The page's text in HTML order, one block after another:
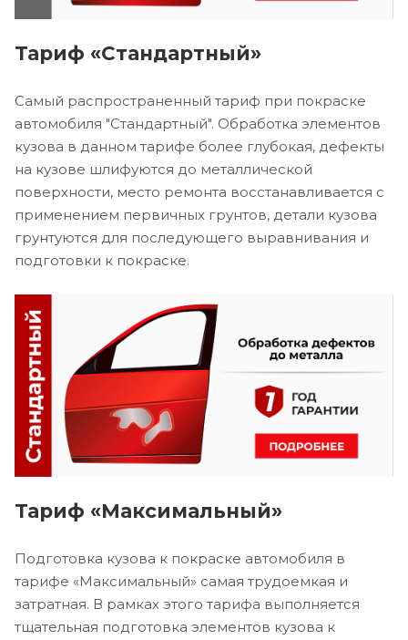
Тариф «Стандартный»
Самый распространенный тариф при покраске
автомобиля "Стандартный". Обработка элементов
кузова в данном тарифе более глубокая, дефекты
на кузове шлифуются до металлической
поверхности, место ремонта восстанавливается с
применением первичных грунтов, детали кузова
грунтуются для последующего выравнивания и
подготовки к покраске.
Тариф «Максимальный»
Подготовка кузова к покраске автомобиля в
тарифе «Максимальный» самая трудоемкая и
затратная. В рамках этого тарифа выполняется
тщательная подготовка элементов кузова к